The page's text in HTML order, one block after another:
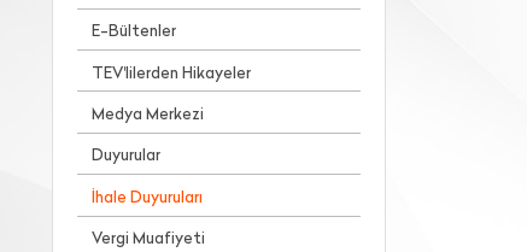
E-Bültenler
TEV'lilerden Hikayeler
Medya Merkezi
Duyurular
İhale Duyuruları
Vergi Muafiyeti